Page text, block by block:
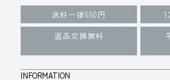
送料一律550円 1
返品交換無料
INFORMATION